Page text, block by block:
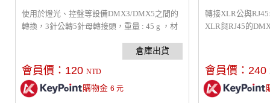
使用於燈光、控盤等設備DMX3/DMX5之間的
轉換，3針公轉5針母轉接頭，重量 : 45 g ，材
會員價： 120 NTD
購物金 6 元
轉接XLR公與
XLR與RJ45的
會員價： 240